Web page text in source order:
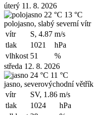
úterý 11. 8. 2026
22 °C 13 °C
polojasno, slabý severní vítr
vítr
S, 4.87 m/s
tlak
1021
hPa
vlhkost 51
%
středa 12. 8. 2026
24 °C 11 °C
jasno, severovýchodní větřík
vítr
SV, 1.86 m/s
tlak
1024
hPa